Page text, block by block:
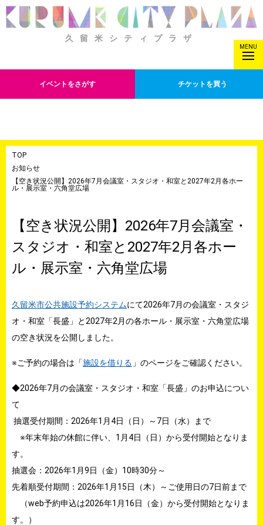
久留米シティプラザ
MENU
イベントをさがす チケットを買う
TOP
お知らせ
【空き状況公開】2026年7月会議室・スタジオ・和室と2027年2月各ホー
ル・展示室・六角堂広場
【空き状況公開】2026年7月会議室・
スタジオ・和室と2027年2月各ホー
ル・展示室・六角堂広場
久留米市公共施設予約システムにて2026年7月の会議室・スタジ
オ・和室「長盛」と2027年2月の各ホール・展示室・六角堂広場
の空き状況を公開しました。
※ご予約の場合は「施設を借りる 」のページをご確認ください。
◆2026年7月の会議室・スタジオ・和室「長盛」のお申込につい
て
抽選受付期間：2026年1月4日（日）～7日（水）まで
※年末年始の休館に伴い、1月4日（日）から受付開始となりま
す。
抽選会：2026年1月9日（金）10時30分～
先着順受付期間：2026年1月15日（木）～ご使用日の7日前まで
（web予約申込は2026年1月16日（金）から受付開始となりま
す。）